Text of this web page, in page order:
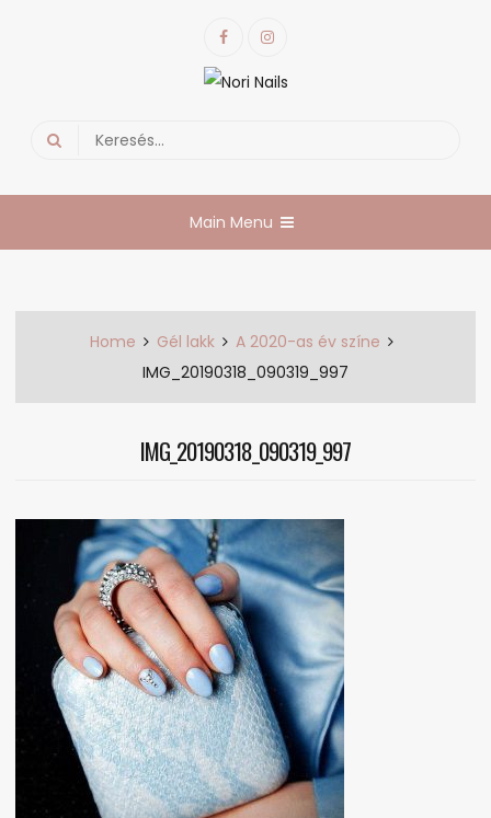
FacebookInstagram
Nori Nails
Search
Main Menu
Home Gél lakk
A 2020-as év színe
IMG_20190318_090319_997
IMG_20190318_090319_997